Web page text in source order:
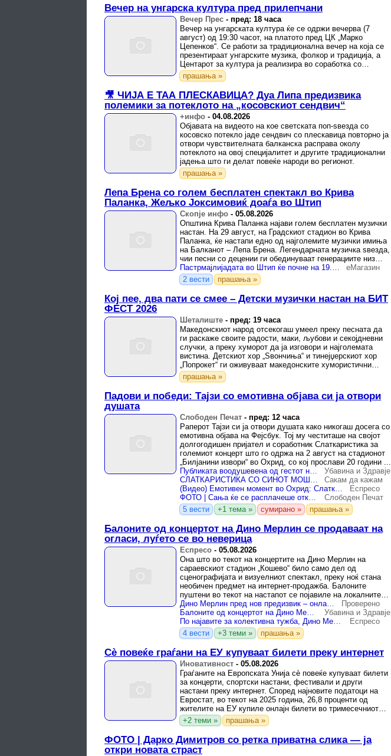
Вечер на унгарска култура пред прилепчани
Вечер Прес - пред: 18 часа
Вечер на унгарската култура ќе се одржи вечерва (7
август) од 19:30 часот, на платото пред ЦК „Марко
Цепенков“. Се работи за традиционална вечер на која се
презентираат унгарските музика, фолкор и традиција, а
Центарот за култура ја реализира во соработка со
Здружението на ...
прашања »
🎥 ЧИЈА Е ТАА ПЛЕСКАВИЦА? Дуа Липа предизвика
полемики за потеклото на „косовскиот сендвич“
+инфо - 04.08.2026
Објавата на видеото на кое светската поп-ѕвезда со
косовско потекло јаде сендвич со плескавица повторно ја
отвори чувствителната балканска расправа околу
потеклото на овој специјалитет и другите традиционални
јадења што ги делат повеќе народи во регионот.
прашања »
Лепа Брена со голем бесплатен спектакл во Крива
Паланка, Жељко Јоксимовиќ доаѓа во Штип
Скопје инфо - 05.08.2026
Општина Крива Паланка најави голем бесплатен музички
настан. На 29 август, на Градскиот стадион во Крива
Паланка, ќе настапи едно од најголемите музички имиња
на Балканот – Лепа Брена. Легендарната музичка ѕвезда,
чии песни со децении ги обединуваат генерациите низ
целиот ...
Пастрмајлијадата во Штип ќе почне на 19. септември, концерт ќе има Жељко Јоксимовиќ
еМагазин
2 вести
прашања »
Кој пее, два пати се смее – Детски музички настан на БИТ
ФЕСТ 2026
Шеталиште - пред: 19 часа
Македонскиот народ отсекогаш умеел преку песната да
ги раскаже своите радости, маки, љубови и секојдневни
случки, а преку хуморот да ја изговори и најголемата
вистина. Детскиот хор „Sвончиња“ и тинејџерскиот хор
„Попрокет“ ги оживуваат македонските хумористични
песни во нови ...
прашања »
Падови и победи: Тајзи со емотивна објава си ја отвори
душата
Слободен Печат - пред: 12 часа
Раперот Тајзи си ја отвори душата како никогаш досега со
емотивна објава на Фејсбук. Тој му честиташе на својот
долгогодишен пријател и соработник Слаткаристика за
големиот концерт што го одржа на 2 август на стадионот
„Билјанини извори“ во Охрид, со кој прослави 20 години ...
Публиката воодушевена од гестот на Слаткар: Среде концертот ја прекина песната заради најемотивниот бакнеж со Сања
Убавина и Здравје
СЛАТКАРИСТИКА СО СИНОТ МОША ЈА ИСПЕА „НАСМЕВКА“ И ОДРЖА КОНЦЕРТ ЗА ПАМЕТЕЊЕ НА ПОЛН СТАДИОН ВО ОХРИД
Сакам да кажам
(Видео) Емотивен момент во Охрид: Слаткар ја бакна Сања додека ја пееше песната со која ја запроси
Еспресо
ФОТО | Сања ќе се расплачеше откако Слаткар ја изненади со бакнеж среде концерт во Охрид
Слободен Печат
5 вести
+1 тема » сумирано » прашања »
Балоните од концертот на Дино Мерлин се продаваат на
огласи, луѓето се во неверица
Еспресо - 05.08.2026
Она што во текот на концертите на Дино Мерлин на
сараевскиот стадион „Кошево“ било само дел од
сценографијата и визуелниот спектакл, преку ноќ стана
необичен предмет на интернет-продажба. Балоните
пуштени во текот на настапот се појавиле на локалните
огласни табли, а продавачите ...
Дино Мерлин пред нов предизвик – онлајн петиција за откажување на неговиот концерт во Краљево
Проверено
Балоните од концертот на Дино Мерлин се продаваат на огласи, луѓето се во неверица
Убавина и Здравје
По најавите за колективна тужба, Дино Мерлин се огласи: „Ќе останат овие…“
Еспресо
4 вести
+3 теми » прашања »
Сè повеќе граѓани на ЕУ купуваат билети преку интернет
Иновативност - 05.08.2026
Граѓаните на Европската Унија сè повеќе купуваат билети
за концерти, спортски настани, фестивали и други
настани преку интернет. Според најновите податоци на
Евростат, во текот на 2025 година, 26,8 проценти од
жителите на ЕУ купиле онлајн билети во тримесечниот
период пред да се ...
+2 теми » прашања »
ФОТО | Дарко Димитров со ретка приватна слика — ја
откри новата страст